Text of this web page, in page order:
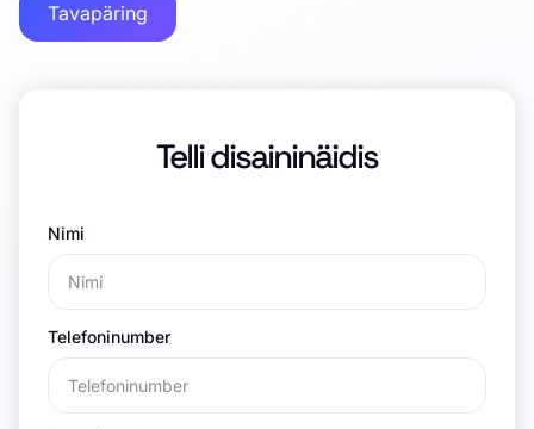
Tavapäring
Telli disaininäidis
Nimi
Telefoninumber